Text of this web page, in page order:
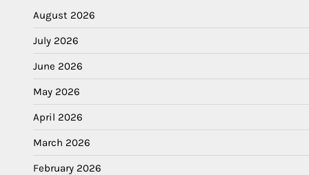
August 2026
July 2026
June 2026
May 2026
April 2026
March 2026
February 2026